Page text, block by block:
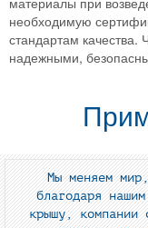
необходимую
стандартам качества.
надежными,
Мы меняем
благодаря
крышу, компании